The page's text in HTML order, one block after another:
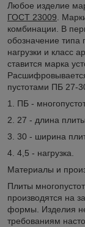
Любое изделие
ГОСТ 23009.
комбинации. В
обозначение типа
нагрузки и класс
ставится марка
пустотами ПБ 27-
1. ПБ -
2. 27 - длина
3. 30 - ширина
4. 4,5 - нагрузка.
Материалы и
Плиты
производятся на
формы. Изделия
требованиям